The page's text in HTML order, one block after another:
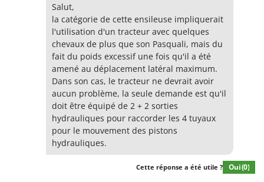
Salut,
la catégorie de cette ensileuse impliquerait
l'utilisation d'un tracteur avec quelques
chevaux de plus que son Pasquali, mais du
fait du poids excessif une fois qu'il a été
amené au déplacement latéral maximum.
Dans son cas, le tracteur ne devrait avoir
aucun problème, la seule demande est qu'il
doit être équipé de 2 + 2 sorties
hydrauliques pour raccorder les 4 tuyaux
pour le mouvement des pistons
hydrauliques.
Cette réponse a été utile ? Oui(0)